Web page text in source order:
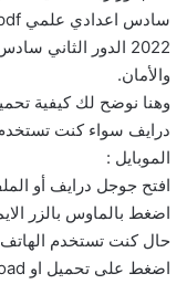
والأمان.
وهنا نوضح لك كيفية
درايف سواء كنت تستخدم
الموبايل :
افتح جوجل درايف أو
اضغط بالماوس بالزر
حال كنت تستخدم
اضغط على تحميل او Download